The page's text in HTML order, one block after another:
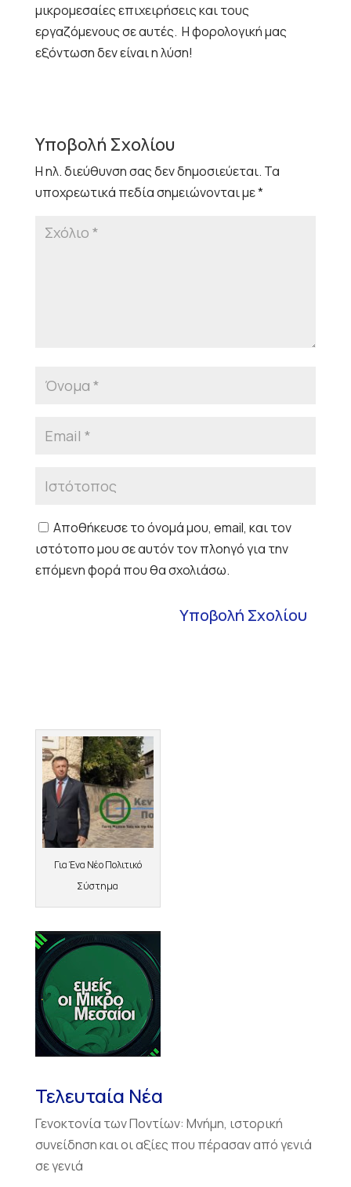
μικρομεσαίες επιχειρήσεις και τους
εργαζόμενους σε αυτές. Η φορολογική μας
εξόντωση δεν είναι η λύση!
Υποβολή Σχολίου
Η ηλ. διεύθυνση σας δεν δημοσιεύεται. Τα
υποχρεωτικά πεδία σημειώνονται με*
Αποθήκευσε το όνομά μου, email, και τον
ιστότοπο μου σε αυτόν τον πλοηγό για την
επόμενη φορά που θα σχολιάσω.
Για Ένα Νέο Πολιτικό
Σύστημα
Τελευταία Νέα
Γενοκτονία των Ποντίων: Μνήμη, ιστορική
συνείδηση και οι αξίες που πέρασαν από γενιά
σε γενιά